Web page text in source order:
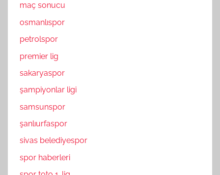
maç sonucu
osmanlıspor
petrolspor
premier lig
sakaryaspor
şampiyonlar ligi
samsunspor
şanlıurfaspor
sivas belediyespor
spor haberleri